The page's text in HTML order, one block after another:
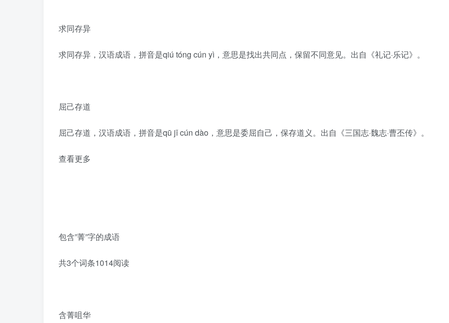
求同存异
求同存异，汉语成语，拼音是qiú tóng cún yì，意思是找出共同点，保留不同意见。出自《礼记·乐记》。
屈己存道
屈己存道，汉语成语，拼音是qū jǐ cún dào，意思是委屈自己，保存道义。出自《三国志·魏志·曹丕传》。
查看更多
包含”菁”字的成语
共3个词条1014阅读
含菁咀华